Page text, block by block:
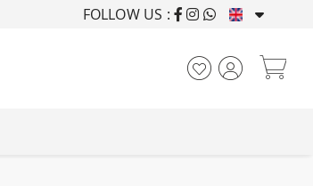
FURNISHING HOUSES
FOLLOW US :